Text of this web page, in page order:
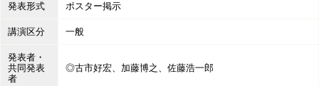
発表形式 ポスター掲示
講演区分 一般
発表者・
共同発表
者
◎古市好宏、加藤博之、佐藤浩一郎